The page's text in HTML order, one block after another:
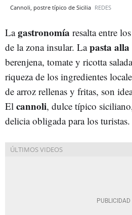
Cannoli, postre típico de Sicilia REDES
Lagastronomía resalta entre
de la zona insular. Lapasta
berenjena, tomate y ricotta
riqueza de los ingredientes
de arroz rellenas y fritas, son
El cannoli, dulce típico
delicia obligada para los turistas.